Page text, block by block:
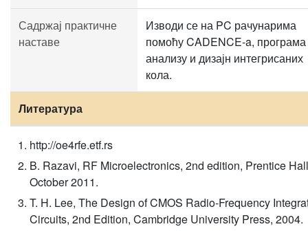
Садржај практичне
наставе
Изводи се на PC рачунарима
помоћу CADENCE-a, програма
анализу и дизајн интегрисаних
кола.
Литература
http://oe4rfe.etf.rs
B. Razavi, RF Microelectronics, 2nd edition, Prentice
October 2011.
T. H. Lee, The Design of CMOS Radio-Frequency
Circuits, 2nd Edition, Cambridge University Press, 2004.